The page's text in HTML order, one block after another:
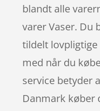
blandt alle
varer Vaser. Du
tildelt
med når du
service betyder
Danmark køber